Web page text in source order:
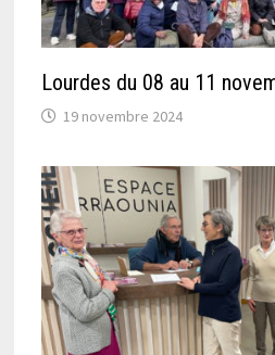
Lourdes du 08 au 11
19 novembre 2024